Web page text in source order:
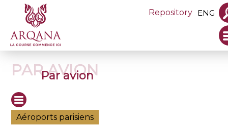
Repository ENG
PAR AVION
Par avion
Aéroports parisiens